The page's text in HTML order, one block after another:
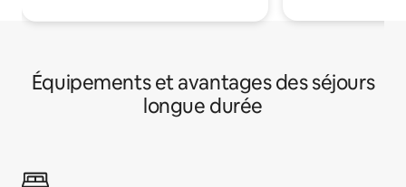
Équipements et avantages des séjours
longue durée